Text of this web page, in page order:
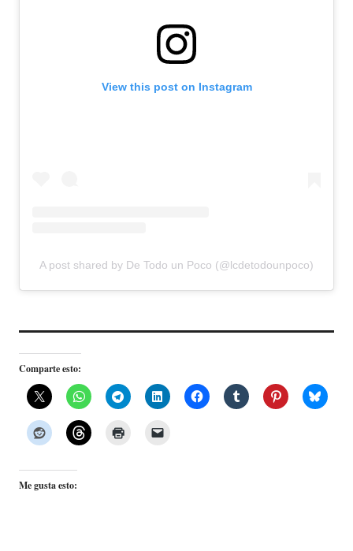
View this post on Instagram
A post shared by De Todo un Poco (@lcdetodounpoco)
Comparte esto:
Me gusta esto: